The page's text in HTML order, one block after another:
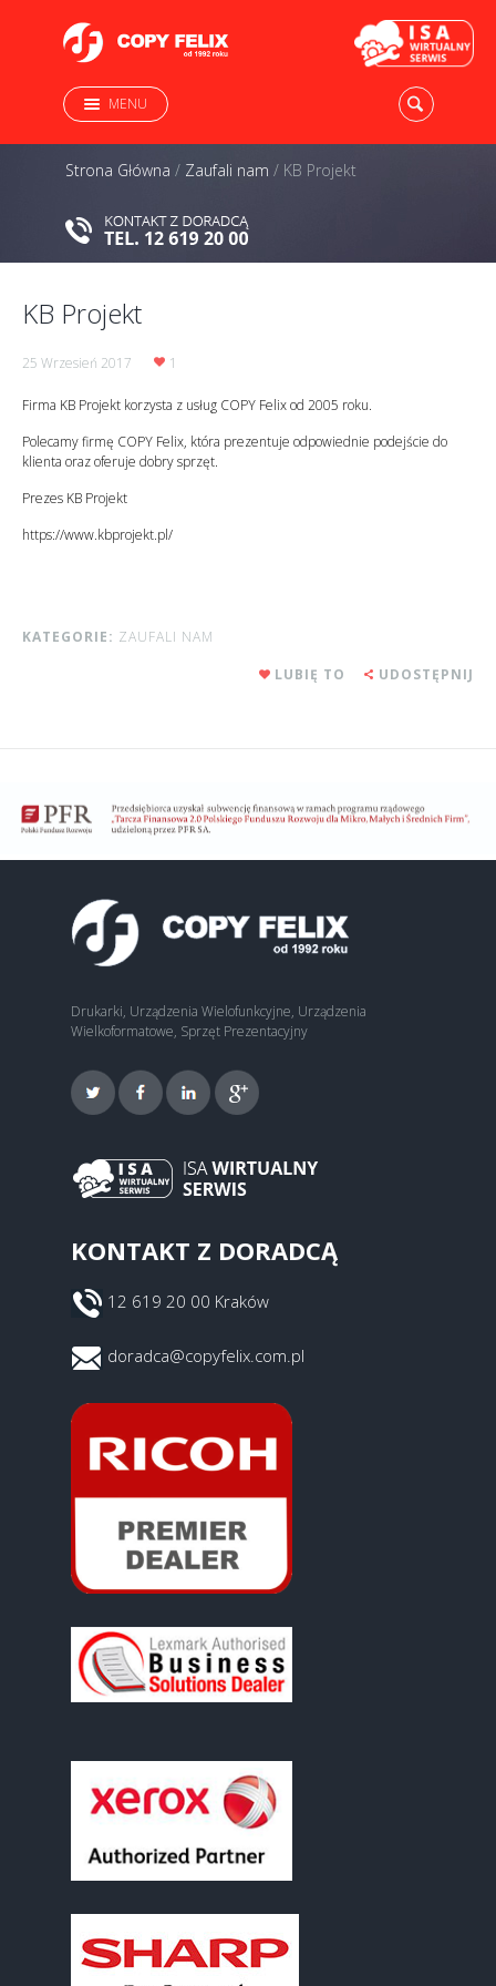
MENU
Strona Główna / Zaufali nam / KB Projekt
KB Projekt
25 Wrzesień 2017 1
Firma KB Projekt korzysta z usług COPY Felix od 2005 roku.
Polecamy firmę COPY Felix, która prezentuje odpowiednie podejście do
klienta oraz oferuje dobry sprzęt.
Prezes KB Projekt
https://www.kbprojekt.pl/
KATEGORIE: ZAUFALI NAM
LUBIĘ TO
UDOSTĘPNIJ
Drukarki, Urządzenia Wielofunkcyjne, Urządzenia
Wielkoformatowe, Sprzęt Prezentacyjny
KONTAKT Z DORADCĄ
12 619 20 00 Kraków
doradca@copyfelix.com.pl